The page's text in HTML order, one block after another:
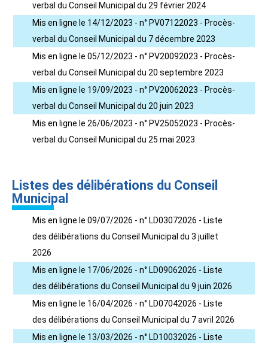
verbal du Conseil Municipal du 29 février 2024
Mis en ligne le 14/12/2023 - n° PV07122023 - Procès-
verbal du Conseil Municipal du 7 décembre 2023
Mis en ligne le 05/12/2023 - n° PV20092023 - Procès-
verbal du Conseil Municipal du 20 septembre 2023
Mis en ligne le 19/09/2023 - n° PV20062023 - Procès-
verbal du Conseil Municipal du 20 juin 2023
Mis en ligne le 26/06/2023 - n° PV25052023 - Procès-
verbal du Conseil Municipal du 25 mai 2023
Listes des délibérations du Conseil
Municipal
Mis en ligne le 09/07/2026 - n° LD03072026 - Liste
des délibérations du Conseil Municipal du 3 juillet
2026
Mis en ligne le 17/06/2026 - n° LD09062026 - Liste
des délibérations du Conseil Municipal du 9 juin 2026
Mis en ligne le 16/04/2026 - n° LD07042026 - Liste
des délibérations du Conseil Municipal du 7 avril 2026
Mis en ligne le 13/03/2026 - n° LD10032026 - Liste